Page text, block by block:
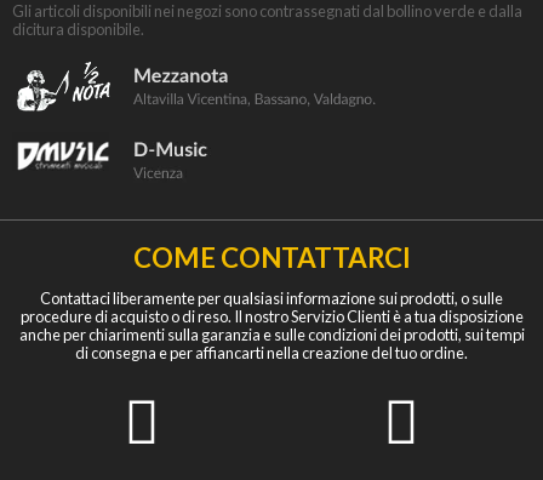
Gli articoli disponibili nei negozi sono contrassegnati dal bollino verde e dalla
dicitura disponibile.
COME CONTATTARCI
Contattaci liberamente per qualsiasi informazione sui prodotti, o sulle
procedure di acquisto o di reso. Il nostro Servizio Clienti è a tua disposizione
anche per chiarimenti sulla garanzia e sulle condizioni dei prodotti, sui tempi
di consegna e per affiancarti nella creazione del tuo ordine.